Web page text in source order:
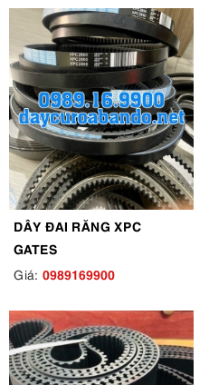
DÂY ĐAI RĂNG XPC
GATES
Giá: 0989169900